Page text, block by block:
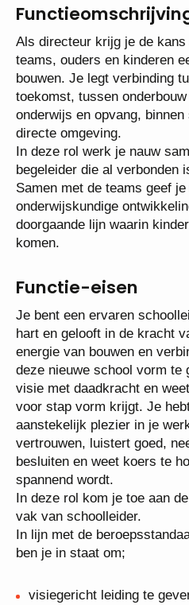
Als directeur krijg je de
teams, ouders en kinderen
bouwen. Je legt verbinding
toekomst, tussen
onderwijs en opvang,
de directe omgeving.
In deze rol werk je nauw
begeleider die al verbonden
Samen met de teams geef
onderwijskundige
doorgaande lijn waarin
recht komen.
Functie-eisen
Je bent een ervaren
het hart en gelooft in de
energie van bouwen en
deze nieuwe school vorm te
visie met daadkracht en
voor stap vorm krijgt. Je
aanstekelijk plezier in je
vertrouwen, luistert goed,
besluiten en weet koers te
spannend wordt.
In deze rol kom je toe aan
vak van schoolleider.
In lijn met de
ben je in staat om;
visiegericht leiding te